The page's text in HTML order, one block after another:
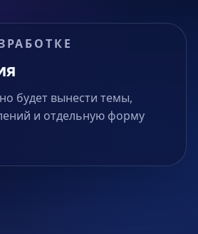
будет вынести темы,
и отдельную форму